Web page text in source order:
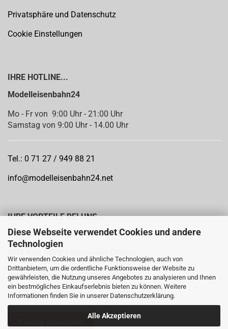
Diese Webseite verwendet Cookies und andere
Technologien
Wir verwenden Cookies und ähnliche Technologien, auch von
Drittanbietern, um die ordentliche Funktionsweise der Website zu
gewährleisten, die Nutzung unseres Angebotes zu analysieren und Ihnen
ein bestmögliches Einkaufserlebnis bieten zu können. Weitere
Informationen finden Sie in unserer Datenschutzerklärung.
Alle Akzeptieren
Privatsphäre und Datenschutz
Cookie Einstellungen
IHRE HOTLINE...
Modelleisenbahn24
Mo - Fr von 9:00 Uhr - 21:00 Uhr
Samstag von 9:00 Uhr - 14.00 Uhr
Tel.: 0 71 27 / 949 88 21
info@modelleisenbahn24.net
IHRE VORTEILE BEI UNS...
Offizieller Vertragspartner der Hersteller:
Kiss MBW Finemodels Dingler
Dienstleistungen wiePatinierung
undDecoder Einbau vom Fachmann